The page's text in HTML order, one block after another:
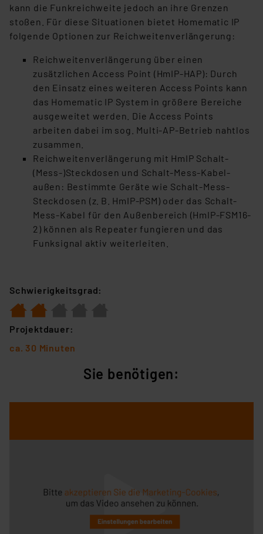
kann die Funkreichweite jedoch an ihre Grenzen
stoßen. Für diese Situationen bietet Homematic IP
folgende Optionen zur Reichweitenverlängerung:
Reichweitenverlängerung über einen
zusätzlichen Access Point (HmIP-HAP): Durch
den Einsatz eines weiteren Access Points kann
das Homematic IP System in größere Bereiche
ausgeweitet werden. Die Access Points
arbeiten dabei im sog. Multi-AP-Betrieb nahtlos
zusammen.
Reichweitenverlängerung mit HmIP Schalt-
(Mess-)Steckdosen und Schalt-Mess-Kabel-
außen: Bestimmte Geräte wie Schalt-Mess-
Steckdosen (z. B. HmIP-PSM) oder das Schalt-
Mess-Kabel für den Außenbereich (HmIP-FSM16-
2) können als Repeater fungieren und das
Funksignal aktiv weiterleiten.
Schwierigkeitsgrad:
Projektdauer:
ca. 30 Minuten
Sie benötigen: